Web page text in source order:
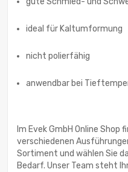
ideal für Kaltumformung
nicht polierfähig
anwendbar bei
Im Evek GmbH Online Shop
verschiedenen
Sortiment und wählen Sie
Bedarf. Unser Team steht